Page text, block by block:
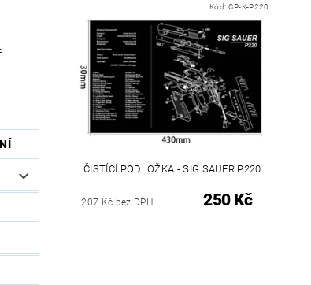
Kód: CP-K-P220
ČISTÍCÍ PODLOŽKA - SIG SAUER P220
207 Kč bez DPH 250 Kč